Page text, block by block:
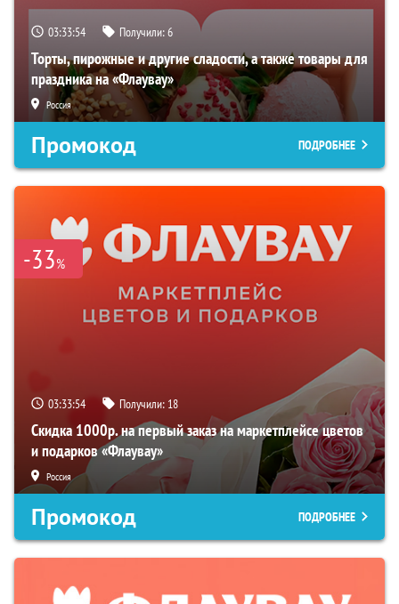
03:33:53 Получили:6
Торты, пирожные и другие сладости, а также товары для
праздника на «Флаувау»
Россия
Промокод ПОДРОБНЕЕ
-33%
03:33:53 Получили: 18
Скидка 1000р. на первый заказ на маркетплейсе цветов
и подарков «Флаувау»
Россия
Промокод ПОДРОБНЕЕ